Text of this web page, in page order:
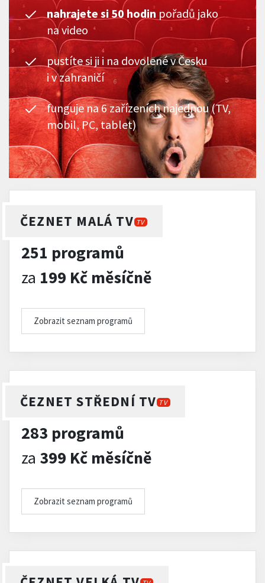
nahrajete si 50 hodin pořadů jako
na video
pustíte si ji i na dovolené v Česku
i v zahraničí
funguje na 6 zařízeních najednou (TV,
mobil, PC, tablet)
ČEZNET MALÁ TV TV
251 programů
za 199 Kč měsíčně
Zobrazit seznam programů
ČEZNET STŘEDNÍ TV TV
283 programů
za 399 Kč měsíčně
Zobrazit seznam programů